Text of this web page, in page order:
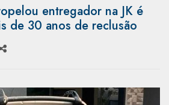
entregador na JK é
de 30 anos de reclusão